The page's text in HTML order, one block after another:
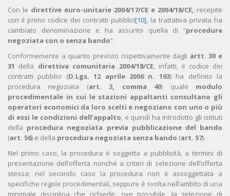
Con le direttive euro-unitarie 2004/17/CE e 2004/18/CE, recepite
con il primo codice dei contratti pubblici[10], la trattativa privata ha
cambiato denominazione e ha assunto quella di “procedura
negoziata con o senza bando”.
Conformemente a quanto previsto rispettivamente dagli artt. 30 e
31 della direttiva comunitaria 2004/18/CE, infatti, il codice dei
contratti pubblici (D.Lgs. 12 aprile 2006 n. 163) ha definito la
procedura negoziata (art. 3, comma 40) quale modulo
procedimentale in cui le stazioni appaltanti consultano gli
operatori economici da loro scelti e negoziano con uno o più
di essi le condizioni dell’appalto, e quindi ha introdotto gli istituti
della procedura negoziata previa pubblicazione del bando
(art. 56) e della procedura negoziata senza bando (art. 57).
Nel primo caso, la procedura è soggetta a pubblicità, a termini di
presentazione dell’offerta nonché a criteri di selezione dell’offerta
stessa; nel secondo caso la procedura non è assoggettata a
specifiche regole procedimentali, seppure è svolta nell’ambito di una
minimale disciplina che richiede, ove possibile, la selezione di